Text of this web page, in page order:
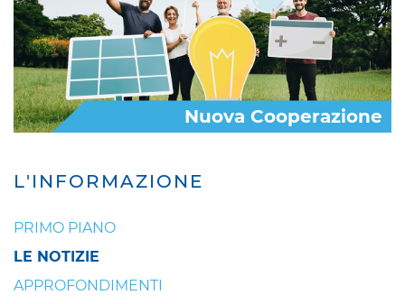
L'INFORMAZIONE
PRIMO PIANO
LE NOTIZIE
APPROFONDIMENTI
Nuova Cooperazione